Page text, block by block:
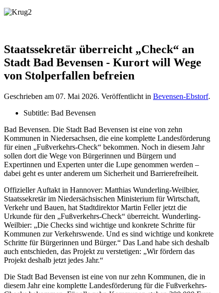
Staatssekretär überreicht „Check“ an
Stadt Bad Bevensen - Kurort will Wege
von Stolperfallen befreien
Geschrieben am 07. Mai 2026. Veröffentlicht in Bevensen-Ebstorf.
Subtitle: Bad Bevensen
Bad Bevensen. Die Stadt Bad Bevensen ist eine von zehn
Kommunen in Niedersachsen, die eine komplette Landesförderung
für einen „Fußverkehrs-Check“ bekommen. Noch in diesem Jahr
sollen dort die Wege von Bürgerinnen und Bürgern und
Expertinnen und Experten unter die Lupe genommen werden –
dabei geht es unter anderem um Sicherheit und Barrierefreiheit.
Offizieller Auftakt in Hannover: Matthias Wunderling-Weilbier,
Staatssekretär im Niedersächsischen Ministerium für Wirtschaft,
Verkehr und Bauen, hat Stadtdirektor Martin Feller jetzt die
Urkunde für den „Fußverkehrs-Check“ überreicht. Wunderling-
Weilbier: „Die Checks sind wichtige und konkrete Schritte für
Kommunen zur Verkehrswende. Und es sind wichtige und konkrete
Schritte für Bürgerinnen und Bürger.“ Das Land habe sich deshalb
auch entschieden, das Projekt zu verstetigen: „Wir fördern das
Projekt deshalb jetzt jedes Jahr.“
Die Stadt Bad Bevensen ist eine von nur zehn Kommunen, die in
diesem Jahr eine komplette Landesförderung für die Fußverkehrs-